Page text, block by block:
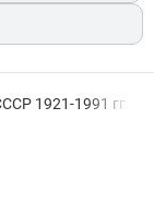
1921-1991 гг.